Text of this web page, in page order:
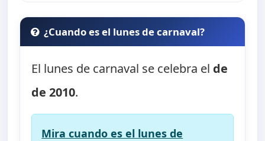
¿Cuando es el lunes de carnaval?
El lunes de carnaval se celebra el de
de 2010.
Mira cuando es el lunes de